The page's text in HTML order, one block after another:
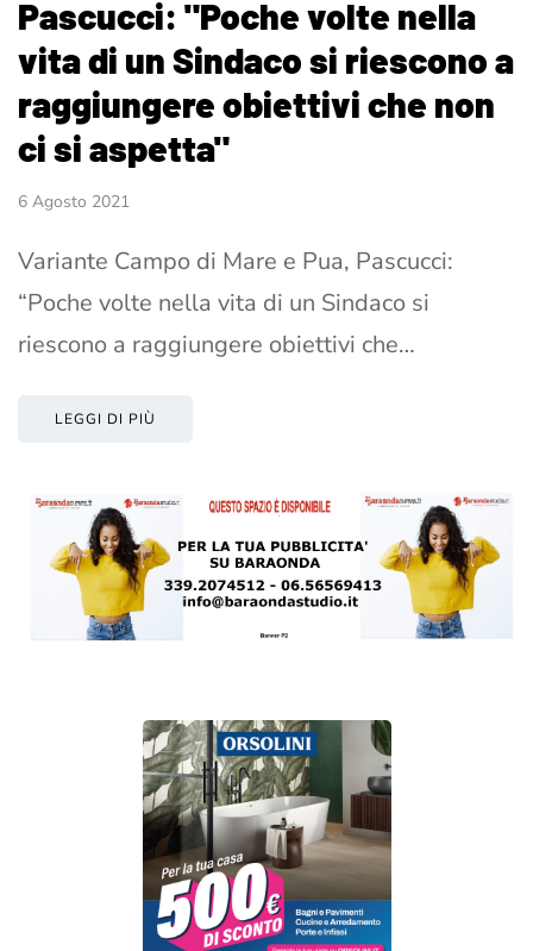
Pascucci: "Poche volte nella
vita di un Sindaco si riescono a
raggiungere obiettivi che non
ci si aspetta"
6 Agosto 2021
Variante Campo di Mare e Pua, Pascucci:
“Poche volte nella vita di un Sindaco si
riescono a raggiungere obiettivi che…
LEGGI DI PIÙ